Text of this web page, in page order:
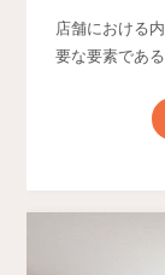
店舗における
要な要素である